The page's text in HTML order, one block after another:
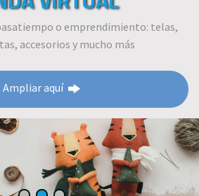
o emprendimiento: telas,
accesorios y mucho más
Ampliar aquí